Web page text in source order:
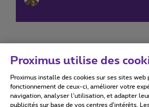
Conditions d'utilisation
Proximus utilise des
Proximus installe des cookies sur ses sites web
fonctionnement de ceux-ci, améliorer votre
navigation, analyser l’utilisation, et adapter
publicités sur base de vos centres d’intérêts.